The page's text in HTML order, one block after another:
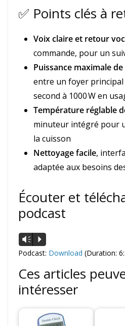
✅ Points clés à
Voix claire et retour
commande, pour un
Puissance maximale de
entre un foyer principal
second à 1000 W en
Température réglable
minuteur intégré pour
la cuisson
Nettoyage facile,
adaptée aux besoins
Écouter et
podcast
Lecteur
audio
Vm P
Podcast: Download (Duration:
Ces articles
intéresser